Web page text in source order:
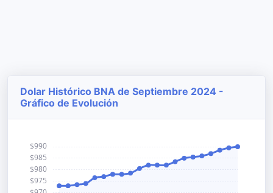
Dolar Histórico BNA de Septiembre 2024 -
Gráfico de Evolución